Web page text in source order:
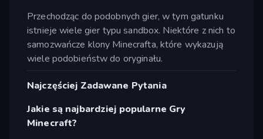
Przechodząc do podobnych gier, w tym gatunku
istnieje wiele gier typu sandbox. Niektóre z nich to
samozwańcze klony Minecrafta, które wykazują
wiele podobieństw do oryginału.
Najczęściej Zadawane Pytania
Jakie są najbardziej popularne Gry
Minecraft?